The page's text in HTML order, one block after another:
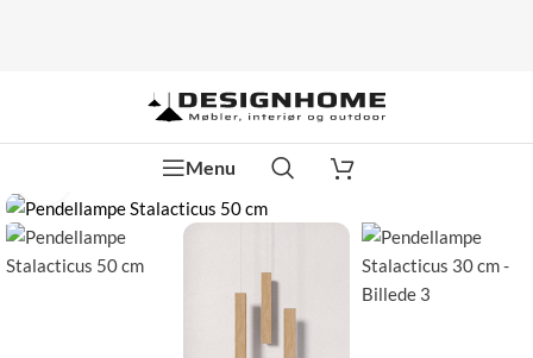
Menu
Klik for at forstørre